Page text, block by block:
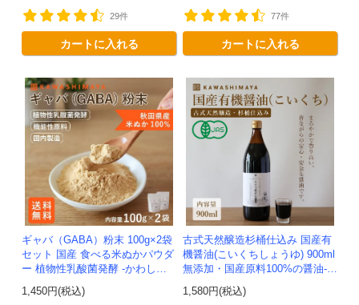
29件
カートに入れる
77件
カートに入れる
ギャバ（GABA）粉末 100g×2袋
セット 国産 食べる米ぬかパウダ
ー 植物性乳酸菌発酵 -かわしま
屋- 【送料無料】*メール便での
発送*テレビで紹介
1,450円(税込)
古式天然醸造杉桶仕込み 国産有
機醤油(こいくちしょうゆ) 900ml
無添加・国産原料100%の醤油-か
わしま屋-
1,580円(税込)